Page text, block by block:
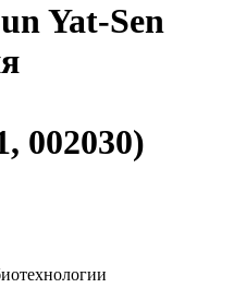
Yat-Sen
002030)